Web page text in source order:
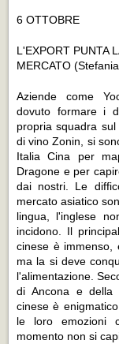
6 OTTOBRE
L'EXPORT PUNTA
MERCATO
Aziende come
dovuto formare i
propria squadra
di vino Zonin, si
Italia Cina per
Dragone e per
dai nostri. Le
mercato asiatico
lingua, l'inglese
incidono. Il
cinese è immenso,
ma la si deve
l'alimentazione.
di Ancona e della
cinese è
le loro emozioni
momento non si